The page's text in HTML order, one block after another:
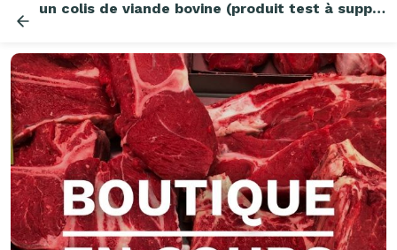
un colis de viande bovine (produit test à supprimer)